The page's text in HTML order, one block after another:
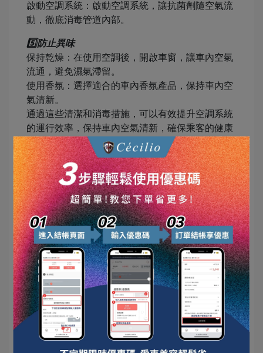
啟動空調系統：啟動空調系統，讓抗菌劑隨空氣流
動，徹底消毒管道內部。
5️⃣防止異味
保持乾燥：在使用空調後，開啟車窗，讓車內空氣
流通，避免濕氣滯留。
使用香氛：選擇適合的車內香氛產品，保持車內空
氣清新。
通過這些清潔和消毒措施，可以有效提升空調系統
的運行效率，保持車內空氣清新，確保乘客的健康
和舒適。
四、識別並處理空調系統的常見問題🤔
空調系統在使用過程中，可能會出現各種問題。及
時識別和處理這些問題，可以確保空調系統的正常
運行和延長其使用壽命。
1️⃣冷卻效果不佳
原因分析：
制冷劑不足：制冷劑不足會導致冷卻效果減弱。
濾芯堵塞：空調濾芯長時間未更換，導致氣流受
阻。
蒸發器污垢：蒸發器上積聚過多污垢，影響熱交換